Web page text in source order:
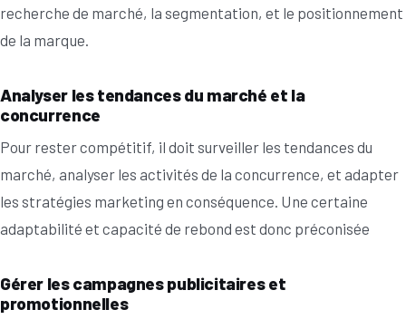
recherche de marché, la segmentation, et le positionnement
de la marque.
Analyser les tendances du marché et la
concurrence
Pour rester compétitif, il doit surveiller les tendances du
marché, analyser les activités de la concurrence, et adapter
les stratégies marketing en conséquence. Une certaine
adaptabilité et capacité de rebond est donc préconisée
Gérer les campagnes publicitaires et
promotionnelles